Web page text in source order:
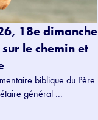
18e dimanche
le chemin et
biblique du Père
général ...